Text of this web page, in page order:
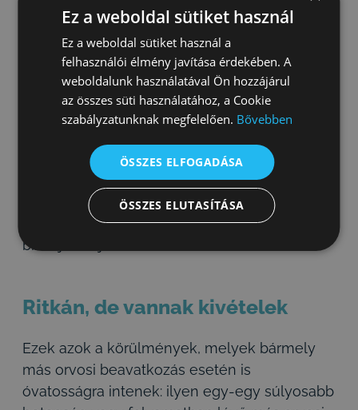
polírozott, nem tudnak baktériumok
megtapadni a felszínükön.
Dohányos? Annyit mindenképp javasolunk,
hogy próbálja minimálisra szorítani vagy
higiéniája, általános egészsége miatt is
kulcskérdés.
A leszokásra aligha van jobb alkalom – arra
biztatjuk, éljen vele.
Ritkán, de vannak kivételek
Ezek azok a körülmények, melyek bármely
más orvosi beavatkozás esetén is
óvatosságra intenek: ilyen egy-egy súlyosabb
Ez a weboldal sütiket használ
Ez a weboldal sütiket használ a
felhasználói élmény javítása érdekében. A
weboldalunk használatával Ön hozzájárul
az összes süti használatához, a Cookie
szabályzatunknak megfelelően. Bővebben
ÖSSZES ELFOGADÁSA
ÖSSZES ELUTASÍTÁSA